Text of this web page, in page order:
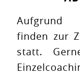
Aufgrund
finden zur
statt.